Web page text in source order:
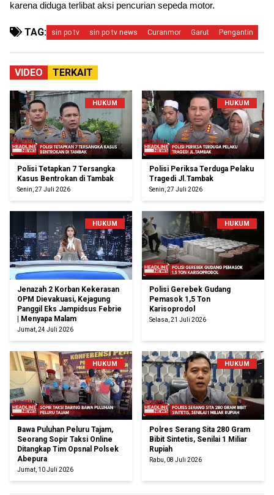
karena diduga terlibat aksi pencurian sepeda motor.
TAG: sin po tv sin po tv news Curanmor Garut Pengantin
VIDEO TERKAIT
HUKUM
Polisi Tetapkan 7 Tersangka
Kasus Bentrokan di Tambak
Senin, 27 Juli 2026
HUKUM
Polisi Periksa Terduga Pelaku
Tragedi Jl.Tambak
Senin, 27 Juli 2026
HUKUM
Jenazah 2 Korban Kekerasan
OPM Dievakuasi, Kejagung
Panggil Eks Jampidsus Febrie
| Menyapa Malam
Jumat, 24 Juli 2026
HUKUM
Polisi Gerebek Gudang
Pemasok 1,5 Ton
Karisoprodol
Selasa, 21 Juli 2026
HUKUM
Bawa Puluhan Peluru Tajam,
Seorang Sopir Taksi Online
Ditangkap Tim Opsnal Polsek
Abepura
Jumat, 10 Juli 2026
HUKUM
Polres Serang Sita 280 Gram
Bibit Sintetis, Senilai 1 Miliar
Rupiah
Rabu, 08 Juli 2026